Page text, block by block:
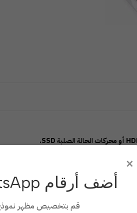
المكتبي أو المحمول.
أو العمل أو التخزين الإضافي
×
أضف أرقام WhatsApp الخاصة بك
قم بتخصيص مظهر